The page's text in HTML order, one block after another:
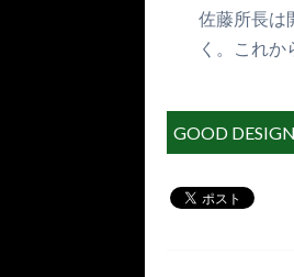
佐藤所長は
く。これ
GOOD